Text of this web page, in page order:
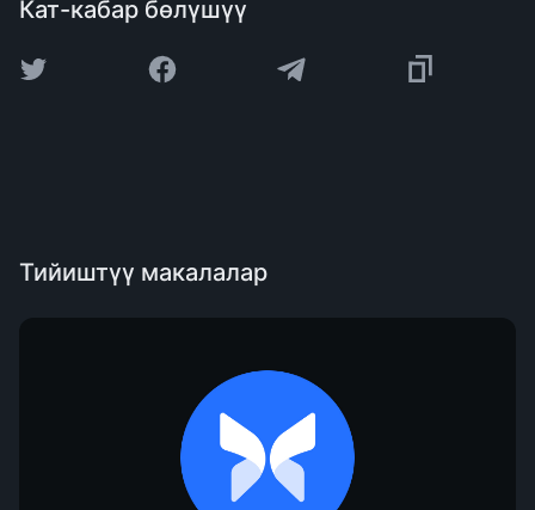
Кат-кабар бөлүшүү
Тийиштүү макалалар